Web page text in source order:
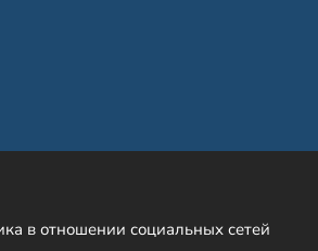
в отношении социальных сетей